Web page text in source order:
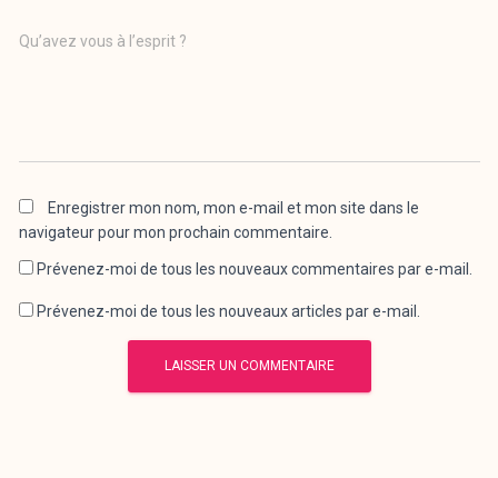
Qu’avez vous à l’esprit ?
Enregistrer mon nom, mon e-mail et mon site dans le
navigateur pour mon prochain commentaire.
Prévenez-moi de tous les nouveaux commentaires par e-mail.
Prévenez-moi de tous les nouveaux articles par e-mail.